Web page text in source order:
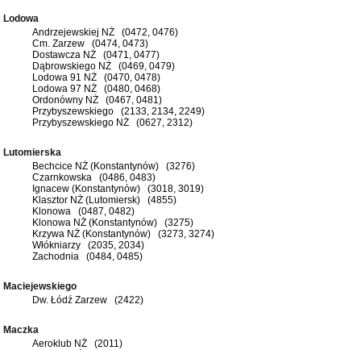
Lodowa
Andrzejewskiej NŻ (0472, 0476)
Cm. Zarzew (0474, 0473)
Dostawcza NŻ (0471, 0477)
Dąbrowskiego NŻ (0469, 0479)
Lodowa 91 NŻ (0470, 0478)
Lodowa 97 NŻ (0480, 0468)
Ordonówny NŻ (0467, 0481)
Przybyszewskiego (2133, 2134, 2249)
Przybyszewskiego NŻ (0627, 2312)
Lutomierska
Bechcice NŻ (Konstantynów) (3276)
Czarnkowska (0486, 0483)
Ignacew (Konstantynów) (3018, 3019)
Klasztor NŻ (Lutomiersk) (4855)
Klonowa (0487, 0482)
Klonowa NŻ (Konstantynów) (3275)
Krzywa NŻ (Konstantynów) (3273, 3274)
Włókniarzy (2035, 2034)
Zachodnia (0484, 0485)
Maciejewskiego
Dw. Łódź Zarzew (2422)
Maczka
Aeroklub NŻ (2011)